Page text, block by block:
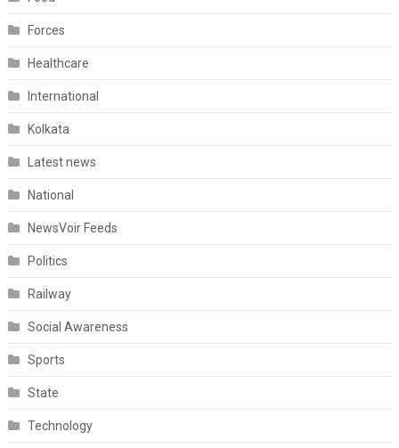
Forces
Healthcare
International
Kolkata
Latest news
National
NewsVoir Feeds
Politics
Railway
Social Awareness
Sports
State
Technology